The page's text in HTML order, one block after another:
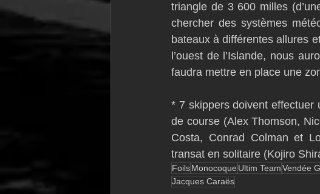
triangle de 3 600 milles
chercher des systèmes
bateaux à différentes allures
l’ouest de l’Islande, nous
faudra mettre en place une
* 7 skippers doivent effectuer
de course (Alex Thomson,
Costa, Conrad Colman et
transat en solitaire (Kojiro
FoilsMonocoque Ultim TeamVendée
Jacques Caraës